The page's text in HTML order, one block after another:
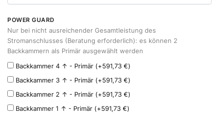
POWER GUARD
Nur bei nicht ausreichender Gesamtleistung des
Stromanschlusses (Beratung erforderlich): es können 2
Backkammern als Primär ausgewählt werden
Backkammer 4 ↑ - Primär (+591,73 €)
Backkammer 3 ↑ - Primär (+591,73 €)
Backkammer 2 ↑ - Primär (+591,73 €)
Backkammer 1 ↑ - Primär (+591,73 €)